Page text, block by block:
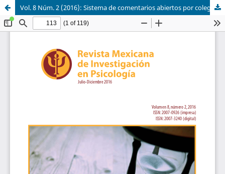
Vol. 8 Núm. 2 (2016): Sistema de comentarios abiertos por colegas